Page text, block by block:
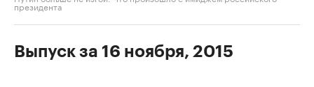
президента
Выпуск за 16 ноября, 2015